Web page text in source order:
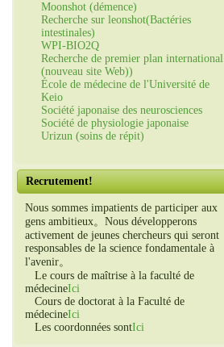
Moonshot (démence)
Recherche sur leonshot(Bactéries
intestinales)
WPI-BIO2Q
Recherche de premier plan international
(nouveau site Web))
École de médecine de l'Université de
Keio
Société japonaise des neurosciences
Société de physiologie japonaise
Urizun (soins de répit)
Recrutement!
Nous sommes impatients de participer aux
gens ambitieux。Nous développerons
activement de jeunes chercheurs qui seront
responsables de la science fondamentale à
l'avenir。
Le cours de maîtrise à la faculté de
médecineIci
Cours de doctorat à la Faculté de
médecineIci
Les coordonnées sontIci